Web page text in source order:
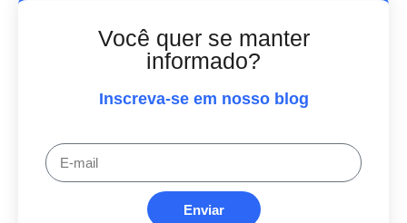
Você quer se manter
informado?
Inscreva-se em nosso blog
Enviar